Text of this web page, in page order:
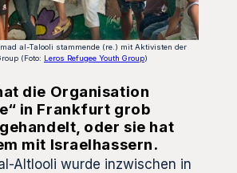
al-Talooli stammende (re.) mit Aktivisten der
(Foto: Leros Refugee Youth Group)
die Organisation
in Frankfurt grob
oder sie hat
mit Israelhassern.
Altlooli wurde inzwischen in